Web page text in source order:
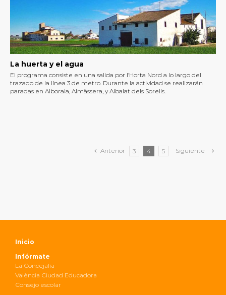
La huerta y el agua
El programa consiste en una salida por l’Horta Nord a lo largo del
trazado de la línea 3 de metro. Durante la actividad se realizarán
paradas en Alboraia, Almàssera, y Albalat dels Sorells.
Anterior 3 4 5 Siguiente
Inicio
Infórmate
La Concejalía
València Ciudad Educadora
Consejo escolar